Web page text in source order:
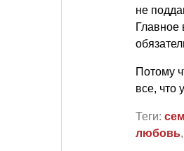
не
Главное
Потому
все, что
Теги:
любовь,